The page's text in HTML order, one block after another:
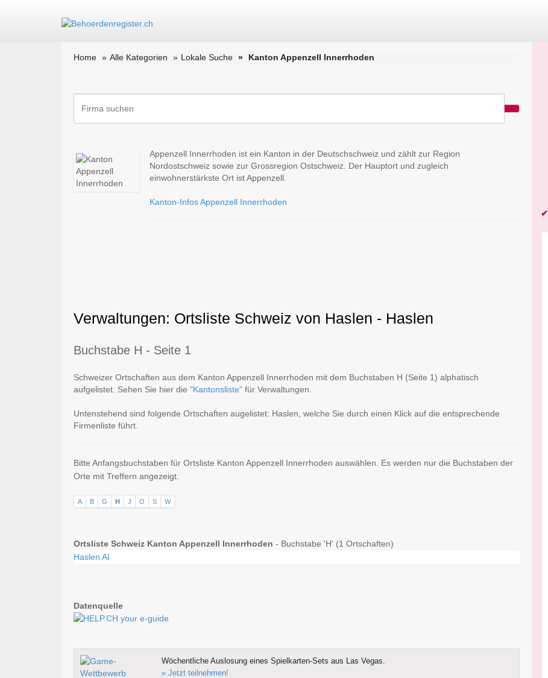
Home Alle Kategorien Lokale Suche Kanton Appenzell Innerrhoden
Appenzell Innerrhoden ist ein Kanton in der Deutschschweiz und zählt zur Region
Nordostschweiz sowie zur Grossregion Ostschweiz. Der Hauptort und zugleich
einwohnerstärkste Ort ist Appenzell.
Kanton-Infos Appenzell Innerrhoden
Verwaltungen: Ortsliste Schweiz von Haslen - Haslen
Buchstabe H - Seite 1
Schweizer Ortschaften aus dem Kanton Appenzell Innerrhoden mit dem Buchstaben H (Seite 1) alphatisch
aufgelistet. Sehen Sie hier die "Kantonsliste" für Verwaltungen.
Untenstehend sind folgende Ortschaften augelistet: Haslen, welche Sie durch einen Klick auf die entsprechende
Firmenliste führt.
Bitte Anfangsbuchstaben für Ortsliste Kanton Appenzell Innerrhoden auswählen. Es werden nur die Buchstaben der
Orte mit Treffern angezeigt.
A B G H J O S W
Ortsliste Schweiz Kanton Appenzell Innerrhoden - Buchstabe 'H' (1 Ortschaften)
Haslen AI
Datenquelle
Wöchentliche Auslosung eines Spielkarten-Sets aus Las Vegas.
» Jetzt teilnehmen!
✔